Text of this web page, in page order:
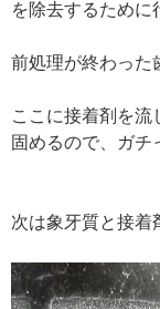
を除去するために
前処理が終わった
ここに接着剤を流
固めるので、ガチ
次は象牙質と接着